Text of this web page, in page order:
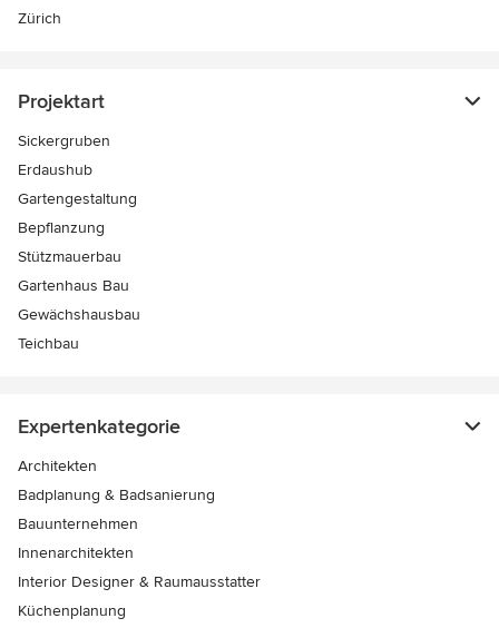
Zürich
Projektart
Sickergruben
Erdaushub
Gartengestaltung
Bepflanzung
Stützmauerbau
Gartenhaus Bau
Gewächshausbau
Teichbau
Expertenkategorie
Architekten
Badplanung & Badsanierung
Bauunternehmen
Innenarchitekten
Interior Designer & Raumausstatter
Küchenplanung